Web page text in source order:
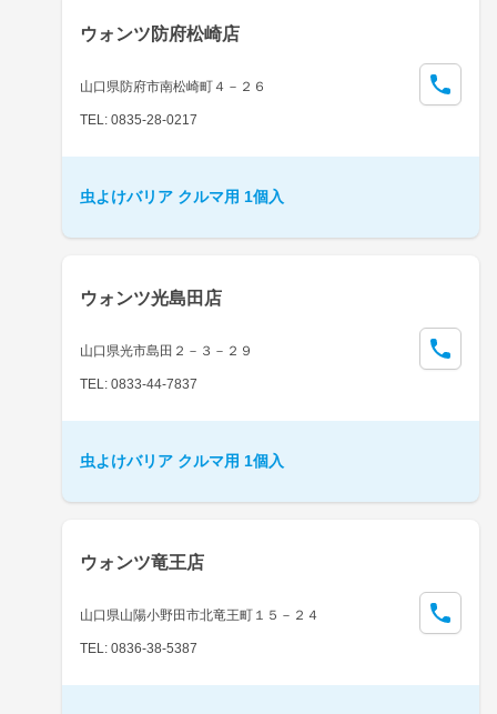
ウォンツ防府松崎店
山口県防府市南松崎町４－２６
TEL: 0835-28-0217
虫よけバリア クルマ用 1個入
ウォンツ光島田店
山口県光市島田２－３－２９
TEL: 0833-44-7837
虫よけバリア クルマ用 1個入
ウォンツ竜王店
山口県山陽小野田市北竜王町１５－２４
TEL: 0836-38-5387